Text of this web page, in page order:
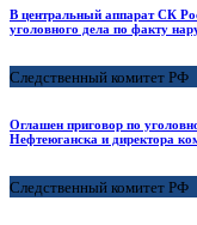
В центральный аппарат СК
уголовного дела по факту
Следственный комитет РФ
Оглашен приговор по
Нефтеюганска и директора
Следственный комитет РФ